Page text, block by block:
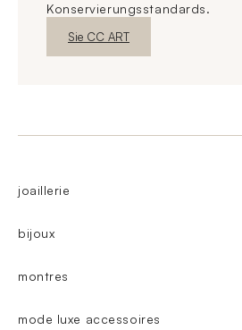
Konservierungsstandards.
Neues FensterEntdecken
Sie CC ART
joaillerie
bijoux
montres
mode luxe accessoires